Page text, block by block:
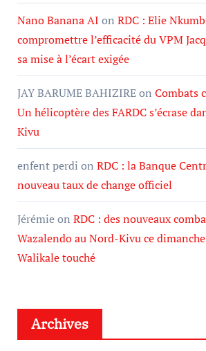
Nano Banana AI on RDC : Elie
compromettre l’efficacité du VPM
sa mise à l’écart exigée
JAY BARUME BAHIZIREon Combats
Un hélicoptère des FARDC s’écrase
Kivu
enfent perdi on RDC : la Banque
nouveau taux de change officiel
Jérémieon RDC : des nouveaux
Wazalendo au Nord-Kivu ce
Walikale touché
Archives